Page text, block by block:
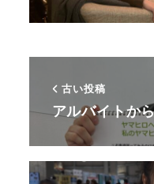
古い投稿
アルバイトか